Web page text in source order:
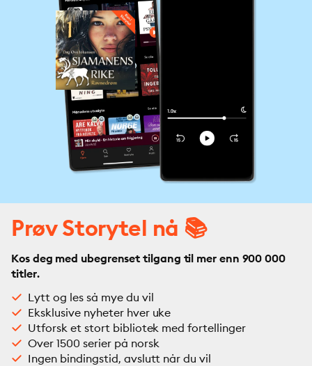
Prøv Storytel nå 📚
Kos deg med ubegrenset tilgang til mer enn 900 000
titler.
Lytt og les så mye du vil
Eksklusive nyheter hver uke
Utforsk et stort bibliotek med fortellinger
Over 1500 serier på norsk
Ingen bindingstid, avslutt når du vil